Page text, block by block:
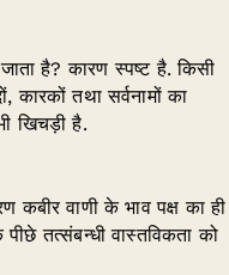
है? कारण स्पष्ट है. किसी
कारकों तथा सर्वनामों का
खिचड़ी है.
वाणी के भाव पक्ष का ही
तत्संबन्धी वास्तविकता को